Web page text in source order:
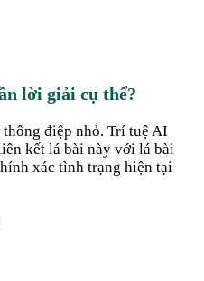
lời giải cụ thể?
điệp nhỏ. Trí tuệ AI
kết lá bài này với lá bài
xác tình trạng hiện tại